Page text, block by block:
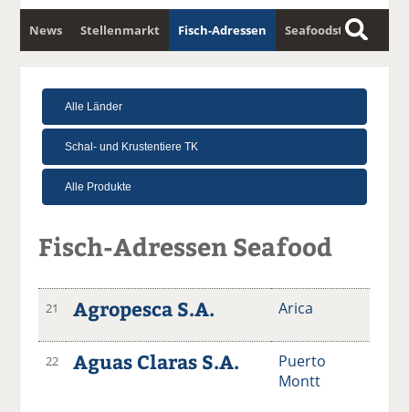
News Stellenmarkt Fisch-Adressen Seafoodstar
Fischwirtschafts-Gipfel Newsletter
S
u
c
e
Fisch-Adressen Seafood
21 Agropesca S.A. Arica
22 Aguas Claras S.A.
Puerto
Montt